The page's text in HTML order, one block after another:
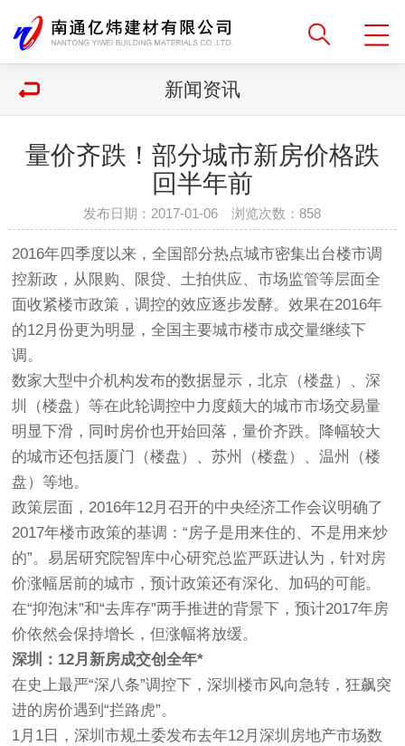
新闻资讯
量价齐跌！部分城市新房价格跌
回半年前
发布日期：2017-01-06 浏览次数：858
2016年四季度以来，全国部分热点城市密集出台楼市调
控新政，从限购、限贷、土拍供应、市场监管等层面全
面收紧楼市政策，调控的效应逐步发酵。效果在2016年
的12月份更为明显，全国主要城市楼市成交量继续下
调。
数家大型中介机构发布的数据显示，北京（楼盘）、深
圳（楼盘）等在此轮调控中力度颇大的城市市场交易量
明显下滑，同时房价也开始回落，量价齐跌。降幅较大
的城市还包括厦门（楼盘）、苏州（楼盘）、温州（楼
盘）等地。
政策层面，2016年12月召开的中央经济工作会议明确了
2017年楼市政策的基调：“房子是用来住的、不是用来炒
的”。易居研究院智库中心研究总监严跃进认为，针对房
价涨幅居前的城市，预计政策还有深化、加码的可能。
在“抑泡沫”和“去库存”两手推进的背景下，预计2017年房
价依然会保持增长，但涨幅将放缓。
深圳：12月新房成交创全年*
在史上最严“深八条”调控下，深圳楼市风向急转，狂飙突
进的房价遇到“拦路虎”。
1月1日，深圳市规土委发布去年12月深圳房地产市场数